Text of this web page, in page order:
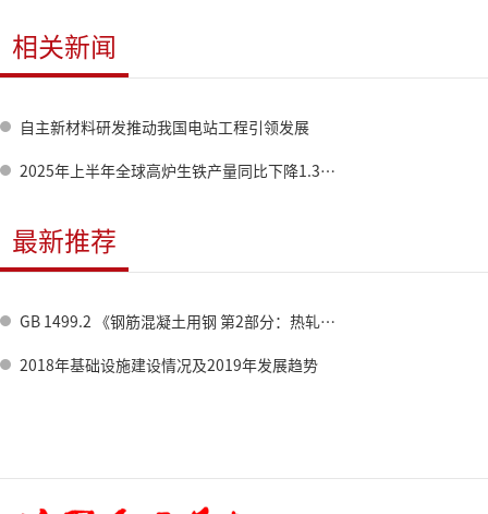
相关新闻
自主新材料研发推动我国电站工程引领发展
2025年上半年全球高炉生铁产量同比下降1.3%至6.34亿吨
最新推荐
GB 1499.2 《钢筋混凝土用钢 第2部分：热轧带肋钢筋》标准修订情况
2018年基础设施建设情况及2019年发展趋势